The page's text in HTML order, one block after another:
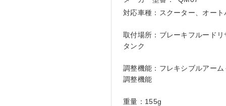
対応車種：スクーター、オート
取付場所：ブレーキフルードリ
タンク
調整機能：フレキシブルアーム
調整機能
重量：155g